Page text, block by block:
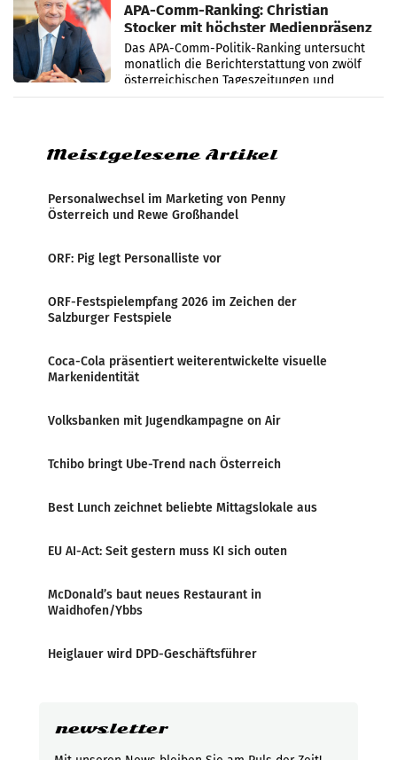
APA-Comm-Ranking: Christian
Stocker mit höchster Medienpräsenz
im Juli
Das APA-Comm-Politik-Ranking untersucht
monatlich die Berichterstattung von zwölf
österreichischen Tageszeitungen und
analysiert, welche Politikerinnen und
Meistgelesene Artikel
Personalwechsel im Marketing von Penny
Österreich und Rewe Großhandel
ORF: Pig legt Personalliste vor
ORF-Festspielempfang 2026 im Zeichen der
Salzburger Festspiele
Coca-Cola präsentiert weiterentwickelte visuelle
Markenidentität
Volksbanken mit Jugendkampagne on Air
Tchibo bringt Ube-Trend nach Österreich
Best Lunch zeichnet beliebte Mittagslokale aus
EU AI-Act: Seit gestern muss KI sich outen
McDonald’s baut neues Restaurant in
Waidhofen/Ybbs
Heiglauer wird DPD-Geschäftsführer
newsletter